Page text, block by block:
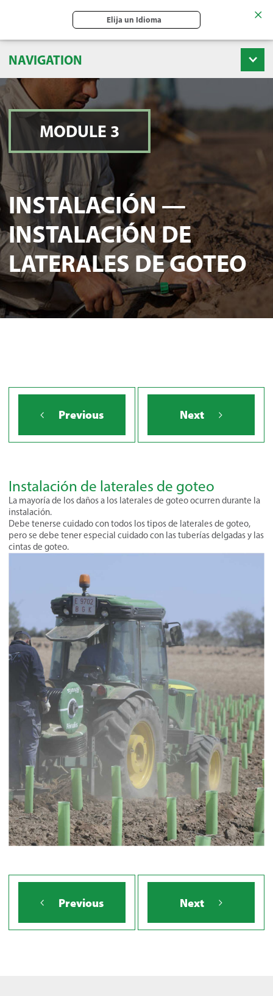
Elija un Idioma
NAVIGATION
MODULE 3
INSTALACIÓN —
INSTALACIÓN DE
LATERALES DE GOTEO
Previous Next
Instalación de laterales de goteo
La mayoría de los daños a los laterales de goteo ocurren durante la
instalación.
Debe tenerse cuidado con todos los tipos de laterales de goteo,
pero se debe tener especial cuidado con las tuberías delgadas y las
cintas de goteo.
Previous Next